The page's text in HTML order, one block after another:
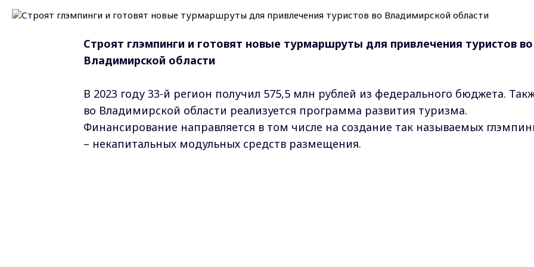
Строят глэмпинги и готовят новые турмаршруты для привлечения туристов во
Владимирской области
В 2023 году 33-й регион получил 575,5 млн рублей из федерального бюджета.
во Владимирской области реализуется программа развития туризма.
Финансирование направляется в том числе на создание так называемых
– некапитальных модульных средств размещения.